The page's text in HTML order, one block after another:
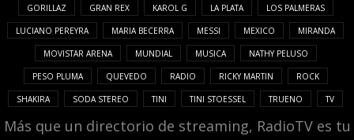
GORILLAZ GRAN REX KAROL G LA PLATA LOS PALMERAS
LUCIANO PEREYRA MARIA BECERRA MESSI MEXICO MIRANDA
MOVISTAR ARENA MUNDIAL MUSICA NATHY PELUSO
PESO PLUMA QUEVEDO RADIO RICKY MARTIN ROCK
SHAKIRA SODA STEREO TINI TINI STOESSEL TRUENO TV
Más que un directorio de streaming, RadioTV es tu